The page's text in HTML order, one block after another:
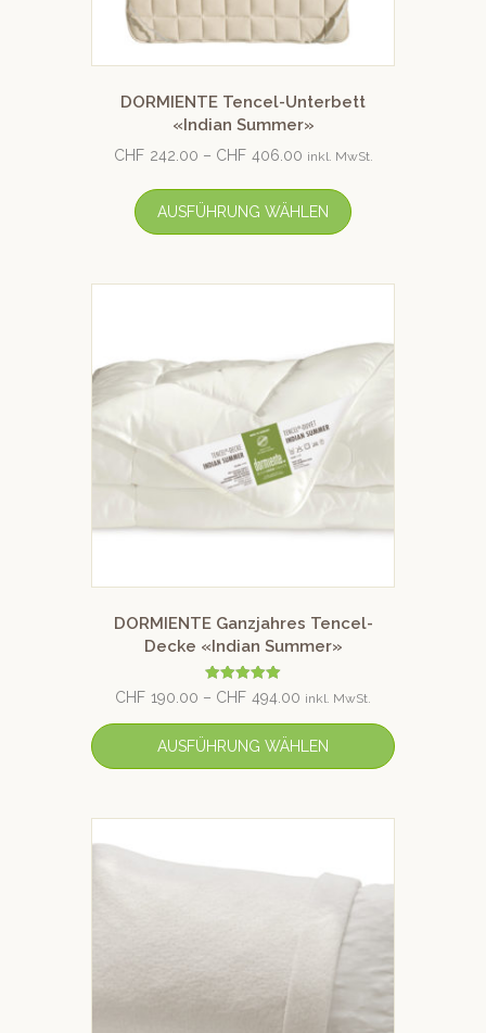
DORMIENTE Tencel-Unterbett
«Indian Summer»
CHF 242.00 – CHF 406.00 inkl. MwSt.
AUSFÜHRUNG WÄHLEN
DORMIENTE Ganzjahres Tencel-
Decke «Indian Summer»
Bewertet mit
5.00
CHF 190.00 – CHF 494.00 inkl. MwSt.
AUSFÜHRUNG WÄHLEN